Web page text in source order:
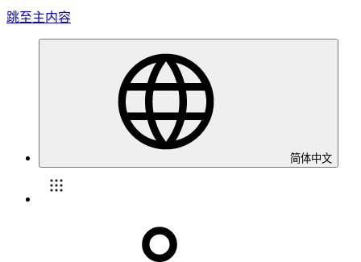
跳至主内容
简体中文